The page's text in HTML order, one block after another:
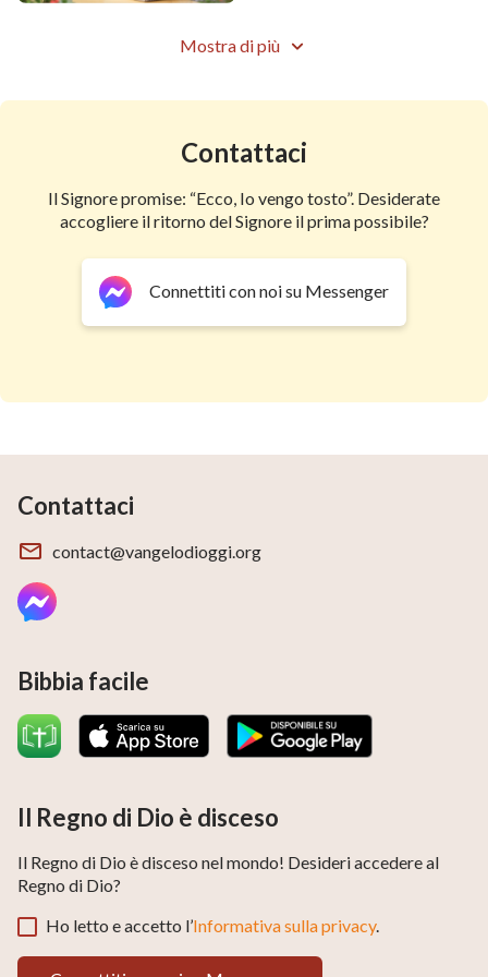
Mostra di più
Contattaci
Il Signore promise: “Ecco, Io vengo tosto”. Desiderate
accogliere il ritorno del Signore il prima possibile?
Connettiti con noi su Messenger
Contattaci
contact@vangelodioggi.org
Bibbia facile
Il Regno di Dio è disceso
Il Regno di Dio è disceso nel mondo! Desideri accedere al
Regno di Dio?
Ho letto e accetto l’Informativa sulla privacy.